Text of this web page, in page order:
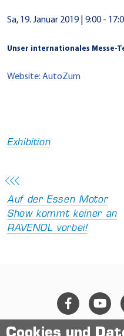
Sa, 19. Januar 2019 | 9:00 -
Unser internationales Messe-
Website: AutoZum
Exhibition
Auf der Essen Motor
Show kommt keiner an
RAVENOL vorbei!